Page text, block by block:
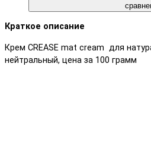
Краткое описание
Крем CREASE mat cream для
нейтральный, цена за 100 грамм